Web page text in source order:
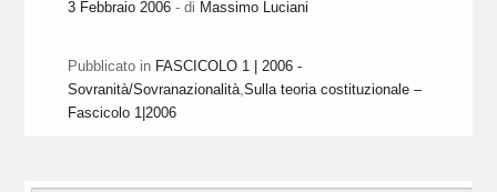
3 Febbraio 2006 - di Massimo Luciani
Pubblicato in FASCICOLO 1 | 2006 -
Sovranità/Sovranazionalità,Sulla teoria costituzionale –
Fascicolo 1|2006